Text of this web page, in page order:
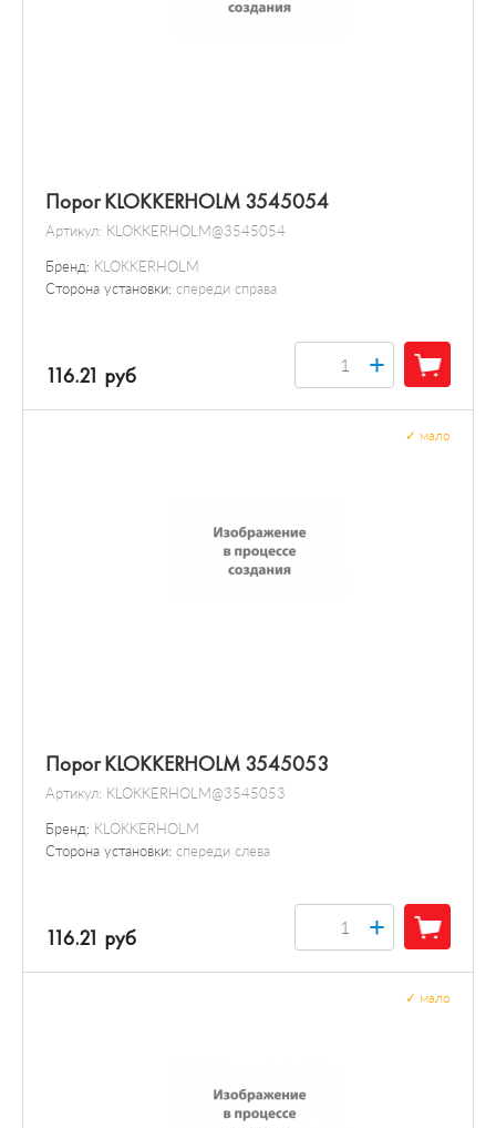
Порог KLOKKERHOLM 3545054
Артикул: KLOKKERHOLM@3545054
Бренд: KLOKKERHOLM
Сторона установки: спереди справа
116.21 руб +
Порог KLOKKERHOLM 3545053
Артикул: KLOKKERHOLM@3545053
Бренд: KLOKKERHOLM
Сторона установки: спереди слева
мало
116.21 руб +
мало